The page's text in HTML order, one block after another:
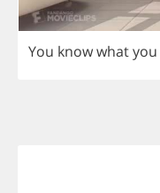
You knowwhatyou